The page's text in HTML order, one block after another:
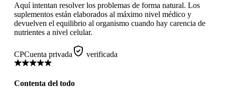
Aquí intentan resolver los problemas de forma natural. Los
suplementos están elaborados al máximo nivel médico y
devuelven el equilibrio al organismo cuando hay carencia de
nutrientes a nivel celular.
CPCuenta privada verificada
Contenta del todo